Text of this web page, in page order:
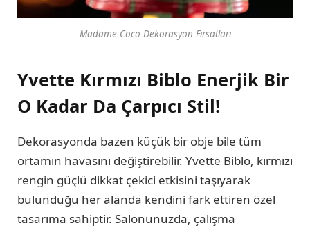
Madame Coco Dekorasyon Fırsatları
Yvette Kırmızı Biblo Enerjik Bir
O Kadar Da Çarpıcı Stil!
Dekorasyonda bazen küçük bir obje bile tüm
ortamın havasını değiştirebilir. Yvette Biblo, kırmızı
rengin güçlü dikkat çekici etkisini taşıyarak
bulunduğu her alanda kendini fark ettiren özel
tasarıma sahiptir. Salonunuzda, çalışma